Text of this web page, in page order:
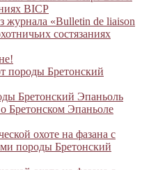
BICP
журнала «Bulletin de liaison
состязаниях
породы Бретонский
Бретонский Эпаньоль
Бретонском Эпаньоле
охоте на фазана с
породы Бретонский